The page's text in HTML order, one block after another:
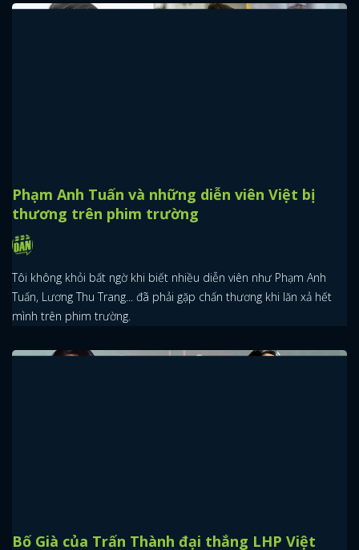
Phạm Anh Tuấn và những diễn viên Việt bị
thương trên phim trường
Tôi không khỏi bất ngờ khi biết nhiều diễn viên như Phạm Anh
Tuấn, Lương Thu Trang... đã phải gặp chấn thương khi lăn xả hết
mình trên phim trường.
Bố Già của Trấn Thành đại thắng LHP Việt